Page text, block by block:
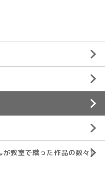
教室で織った作品の数々)